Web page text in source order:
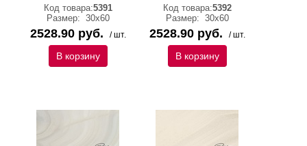
Код товара:5391
Размер: 30х60
2528.90 руб. / шт.
В корзину
Код товара:5392
Размер: 30х60
2528.90 руб. / шт.
В корзину